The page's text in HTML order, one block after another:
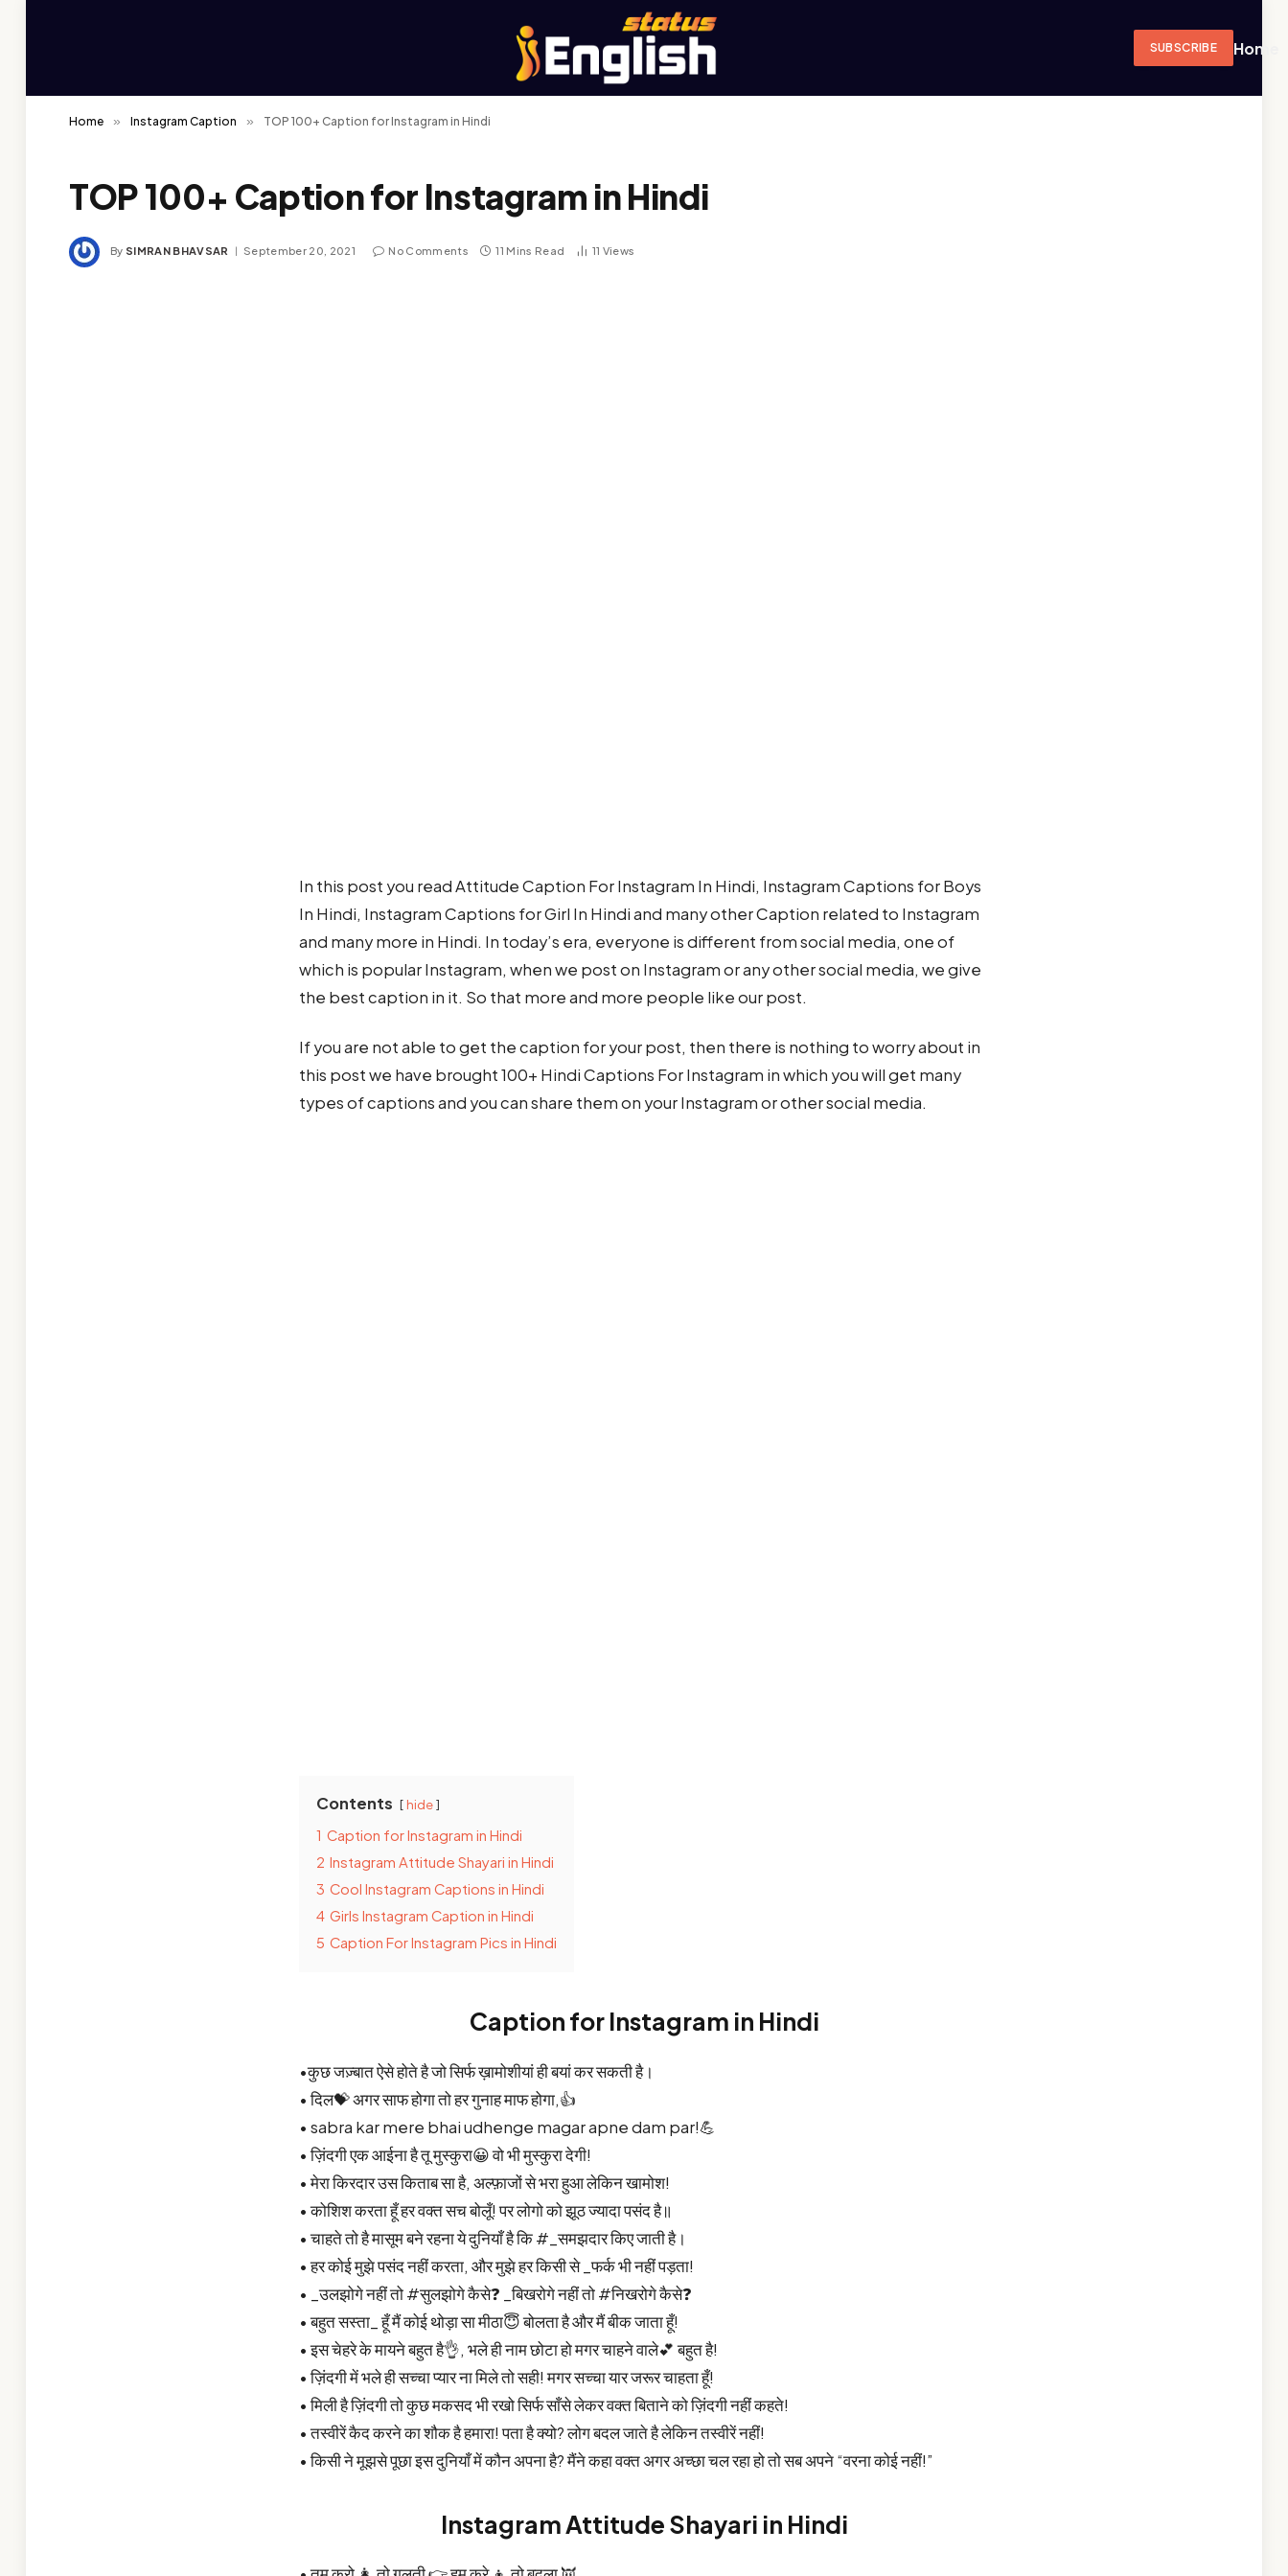
Home
SUBSCRIBE
Home » Instagram Caption » TOP 100+ Caption for Instagram in Hindi
TOP 100+ Caption for Instagram in Hindi
By SIMRAN BHAVSAR September 20, 2021 No Comments 11 Mins Read 11 Views
In this post you read Attitude Caption For Instagram In Hindi, Instagram Captions for Boys
In Hindi, Instagram Captions for Girl In Hindi and many other Caption related to Instagram
and many more in Hindi. In today’s era, everyone is different from social media, one of
which is popular Instagram, when we post on Instagram or any other social media, we give
the best caption in it. So that more and more people like our post.
If you are not able to get the caption for your post, then there is nothing to worry about in
this post we have brought 100+ Hindi Captions For Instagram in which you will get many
types of captions and you can share them on your Instagram or other social media.
Contents hide
1 Caption for Instagram in Hindi
2 Instagram Attitude Shayari in Hindi
3 Cool Instagram Captions in Hindi
4 Girls Instagram Caption in Hindi
5 Caption For Instagram Pics in Hindi
Caption for Instagram in Hindi
•कुछ जज़्बात ऐसे होते है जो सिर्फ ख़ामोशीयां ही बयां कर सकती है।
• दिल💝 अगर साफ होगा तो हर गुनाह माफ होगा,👍
• sabra kar mere bhai udhenge magar apne dam par!💪
• ज़िंदगी एक आईना है तू मुस्कुरा😀 वो भी मुस्कुरा देगी!
• मेरा किरदार उस किताब सा है, अल्फ़ाजों से भरा हुआ लेकिन खामोश!
• कोशिश करता हूँ हर वक्त सच बोलूँ! पर लोगो को झूठ ज्यादा पसंद है॥
• चाहते तो है मासूम बने रहना ये दुनियाँ है कि #_समझदार किए जाती है।
• हर कोई मुझे पसंद नहीं करता, और मुझे हर किसी से _फर्क भी नहीं पड़ता!
• _उलझोगे नहीं तो #सुलझोगे कैसे❓ _बिखरोगे नहीं तो #निखरोगे कैसे❓
• बहुत सस्ता_ हूँ मैं कोई थोड़ा सा मीठा😇 बोलता है और मैं बीक जाता हूँ!
• इस चेहरे के मायने बहुत है👌, भले ही नाम छोटा हो मगर चाहने वाले💕 बहुत है!
• ज़िंदगी में भले ही सच्चा प्यार ना मिले तो सही! मगर सच्चा यार जरूर चाहता हूँ!
• मिली है ज़िंदगी तो कुछ मकसद भी रखो सिर्फ साँसे लेकर वक्त बिताने को ज़िंदगी नहीं कहते!
• तस्वीरें कैद करने का शौक है हमारा! पता है क्यो? लोग बदल जाते है लेकिन तस्वीरें नहीं!
• किसी ने मूझसे पूछा इस दुनियाँ में कौन अपना है? मैंने कहा वक्त अगर अच्छा चल रहा हो तो सब अपने “वरना कोई नहीं!”
Instagram Attitude Shayari in Hindi